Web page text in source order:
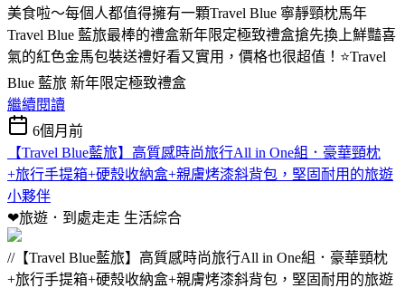
美食啦～每個人都值得擁有一顆Travel Blue 寧靜頸枕馬年
Travel Blue 藍旅最棒的禮盒新年限定極致禮盒搶先換上鮮豔喜
氣的紅色金馬包裝送禮好看又實用，價格也很超值！⭐Travel
Blue 藍旅 新年限定極致禮盒
繼續閱讀
6個月前
【Travel Blue藍旅】高質感時尚旅行All in One組．豪華頸枕
+旅行手提箱+硬殼收納盒+親膚烤漆斜背包，堅固耐用的旅遊
小夥伴
❤旅遊．到處走走 生活綜合
//【Travel Blue藍旅】高質感時尚旅行All in One組．豪華頸枕
+旅行手提箱+硬殼收納盒+親膚烤漆斜背包，堅固耐用的旅遊